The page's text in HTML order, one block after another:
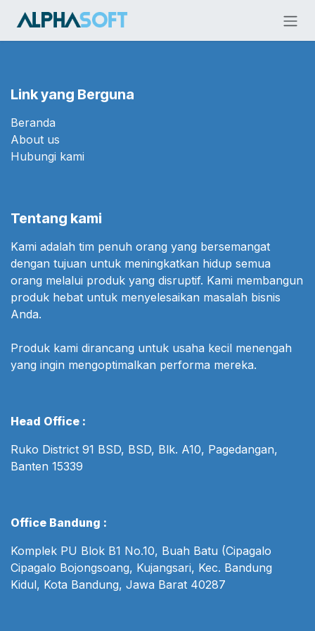
Link yang Berguna
Beranda
About us
Hubungi kami
Tentang kami
Kami adalah tim penuh orang yang bersemangat
dengan tujuan untuk meningkatkan hidup semua
orang melalui produk yang disruptif. Kami membangun
produk hebat untuk menyelesaikan masalah bisnis
Anda.
Produk kami dirancang untuk usaha kecil menengah
yang ingin mengoptimalkan performa mereka.
Head Office :
Ruko District 91 BSD, BSD, Blk. A10, Pagedangan,
Banten 15339
Office Bandung :
Komplek PU Blok B1 No.10, Buah Batu (Cipagalo
Cipagalo Bojongsoang, Kujangsari, Kec. Bandung
Kidul, Kota Bandung, Jawa Barat 40287